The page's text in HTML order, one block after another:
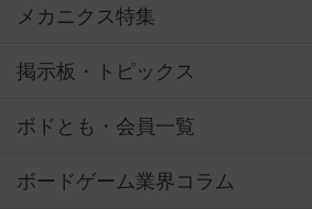
メカニクス特集
掲示板・トピックス
ボドとも・会員一覧
ボードゲーム業界コラム